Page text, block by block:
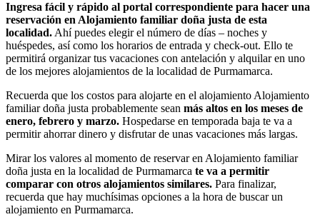
Ingresa fácil y rápido al portal correspondiente para hacer una
reservación en Alojamiento familiar doña justa de esta
localidad. Ahí puedes elegir el número de días – noches y
huéspedes, así como los horarios de entrada y check-out. Ello te
permitirá organizar tus vacaciones con antelación y alquilar en uno
de los mejores alojamientos de la localidad de Purmamarca.
Recuerda que los costos para alojarte en el alojamiento Alojamiento
familiar doña justa probablemente sean más altos en los meses de
enero, febrero y marzo. Hospedarse en temporada baja te va a
permitir ahorrar dinero y disfrutar de unas vacaciones más largas.
Mirar los valores al momento de reservar en Alojamiento familiar
doña justa en la localidad de Purmamarca te va a permitir
comparar con otros alojamientos similares. Para finalizar,
recuerda que hay muchísimas opciones a la hora de buscar un
alojamiento en Purmamarca.